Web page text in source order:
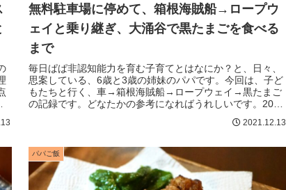
無料駐車場に停めて、箱根海賊船→ロープウ
ェイと乗り継ぎ、大涌谷で黒たまごを食べる
まで
毎日ぱぱ非認知能力を育む子育てとはなにか？と、日々、
思案している、6歳と3歳の姉妹のパパです。今回は、子ど
もたちと行く、車→箱根海賊船→ロープウェイ→黒たまご
の記録です。どなたかの参考になればうれしいです。2021
2021.12.13
パパご飯